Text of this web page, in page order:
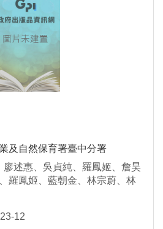
及自然保育署臺中分署
述惠、吳貞純、羅鳳姬、詹昊
羅鳳姬、藍朝金、林宗蔚、林
、張維純、劉庭余、林聰穎、
12